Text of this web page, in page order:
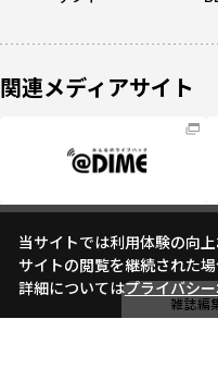
関連メディアサイト
当サイトでは利用体験の向
サイトの閲覧を継続された
詳細についてはプライバシ